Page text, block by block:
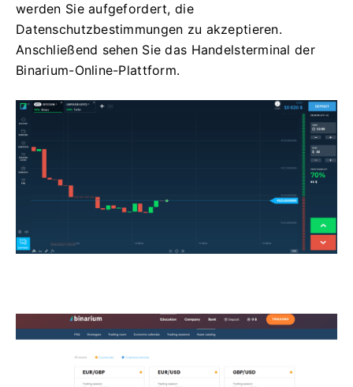
werden Sie aufgefordert, die
Datenschutzbestimmungen zu akzeptieren.
Anschließend sehen Sie das Handelsterminal der
Binarium-Online-Plattform.